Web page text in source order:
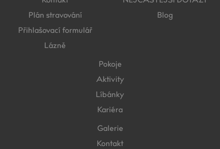
Plán stravování
Přihlašovací formulář
Lázně
Blog
Pokoje
Aktivity
Líbánky
Kariéra
Galerie
Kontakt